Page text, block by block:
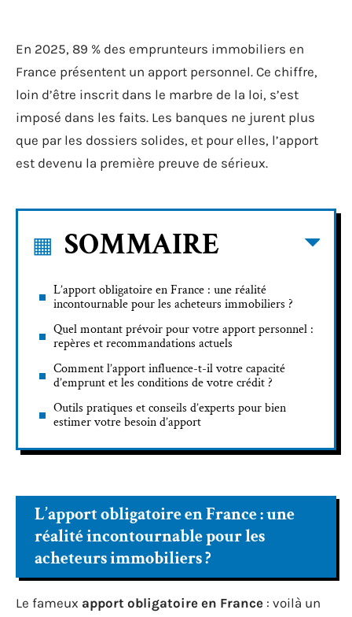
En 2025, 89 % des emprunteurs immobiliers en
France présentent un apport personnel. Ce chiffre,
loin d’être inscrit dans le marbre de la loi, s’est
imposé dans les faits. Les banques ne jurent plus
que par les dossiers solides, et pour elles, l’apport
est devenu la première preuve de sérieux.
SOMMAIRE
L’apport obligatoire en France : une réalité
incontournable pour les acheteurs immobiliers ?
Quel montant prévoir pour votre apport personnel :
repères et recommandations actuels
Comment l’apport influence-t-il votre capacité
d’emprunt et les conditions de votre crédit ?
Outils pratiques et conseils d’experts pour bien
estimer votre besoin d’apport
L’apport obligatoire en France : une
réalité incontournable pour les
acheteurs immobiliers ?
Le fameux apport obligatoire en France : voilà un